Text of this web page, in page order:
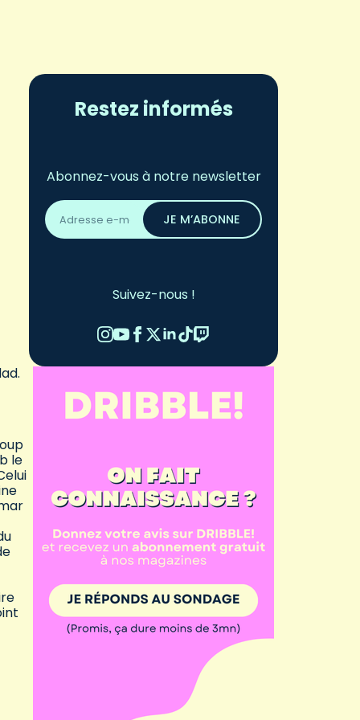
le
Restez informés
Abonnez-vous à notre newsletter
Adresse
email
*
JE M’ABONNE
Suivez-nous !